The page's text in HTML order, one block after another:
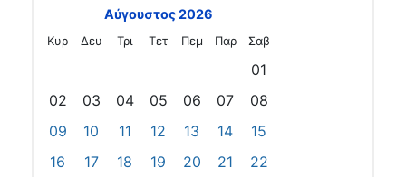
Αύγουστος 2026
Κυρ Δευ Τρι Τετ Πεμ Παρ Σαβ
01
02
03 04 05 06 07
08
09
10 11 12 13 14
15
16
17 18 19 20 21
22